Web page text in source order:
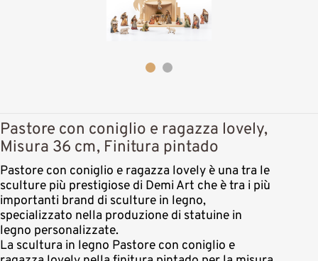
Pastore con coniglio e ragazza lovely,
Misura 36 cm, Finitura pintado
Pastore con coniglio e ragazza lovely è una tra le
sculture più prestigiose di Demi Art che è tra i più
importanti brand di sculture in legno,
specializzato nella produzione di statuine in
legno personalizzate.
La scultura in legno Pastore con coniglio e